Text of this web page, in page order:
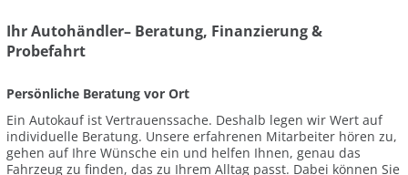
Ihr Autohändler– Beratung, Finanzierung &
Probefahrt
Persönliche Beratung vor Ort
Ein Autokauf ist Vertrauenssache. Deshalb legen wir Wert auf
individuelle Beratung. Unsere erfahrenen Mitarbeiter hören zu,
gehen auf Ihre Wünsche ein und helfen Ihnen, genau das
Fahrzeug zu finden, das zu Ihrem Alltag passt. Dabei können Sie